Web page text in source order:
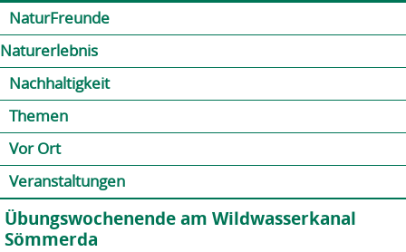
NaturFreunde
Naturerlebnis
Nachhaltigkeit
Themen
Vor Ort
Veranstaltungen
Übungswochenende am Wildwasserkanal
Sömmerda